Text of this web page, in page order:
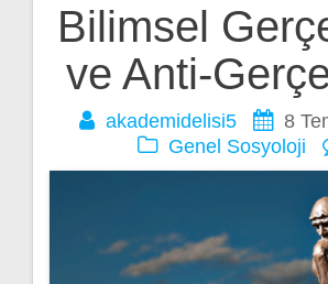
Bilimsel
ve Anti-
akademidelisi5
8
Genel Sosyoloji
Yazı
gezinmesi